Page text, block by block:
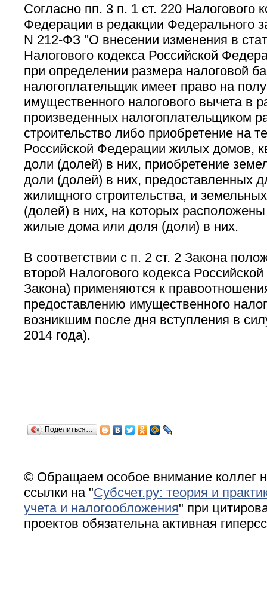
Согласно пп. 3 п. 1 ст. 220 Налогового
Федерации в редакции Федерального
N 212-ФЗ ''О внесении изменения в
Налогового кодекса Российской
при определении размера налоговой
налогоплательщик имеет право на
имущественного налогового вычета в
произведенных налогоплательщиком
строительство либо приобретение на
Российской Федерации жилых домов,
доли (долей) в них, приобретение
доли (долей) в них, предоставленных
жилищного строительства, и
(долей) в них, на которых
жилые дома или доля (доли) в них.
В соответствии с п. 2 ст. 2 Закона
второй Налогового кодекса
Закона) применяются к
предоставлению имущественного
возникшим после дня вступления в
2014 года).
Поделиться…
© Обращаем особое внимание коллег
ссылки на "Субсчет.ру: теория и
учета и налогообложения" при
проектов обязательна активная